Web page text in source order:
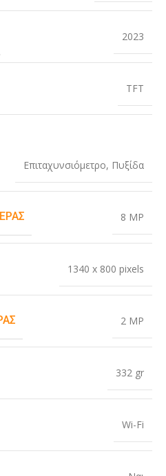
2023
TFT
Επιταχυνσιόμετρο, Πυξίδα
8 MP
1340 x 800 pixels
2 MP
332 gr
Wi-Fi